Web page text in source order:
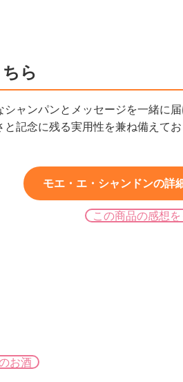
ら
ャンパンとメッセージを一緒に
記念に残る実用性を兼ね備えてお
モエ・エ・シャンドンの詳
この商品の感想
お酒